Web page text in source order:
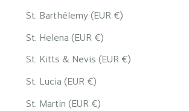
St. Barthélemy (EUR €)
St. Helena (EUR €)
St. Kitts & Nevis (EUR €)
St. Lucia (EUR €)
St. Martin (EUR €)